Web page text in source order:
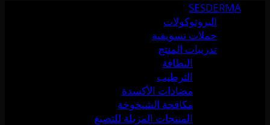
SESDERMA
البروتوكولات
حملات تسويقية
تدريبات المنتج
النظافة
الترطيب
مضادات الأكسدة
مكافحة الشيخوخة
المنتجات المزيلة للتصبغ